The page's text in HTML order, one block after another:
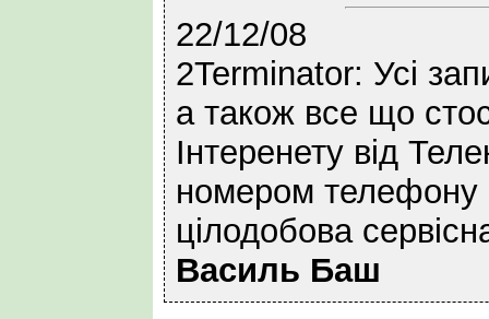
22/12/08
2Terminator: Усі
а також все що
Інтеренету від
номером
цілодобова
Василь Баш